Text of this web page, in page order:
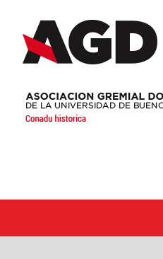
content